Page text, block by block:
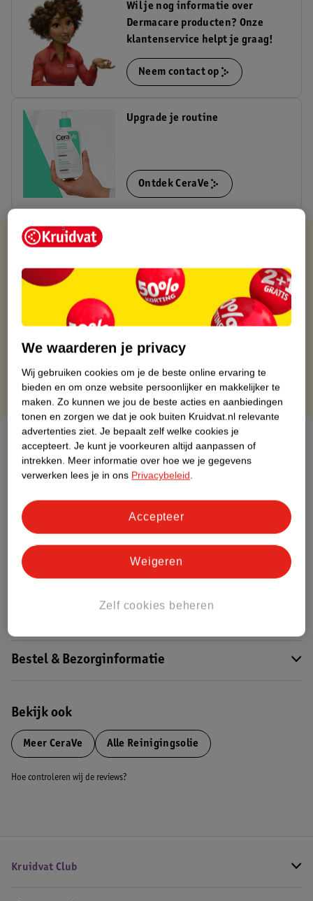
Wil je nog informatie over
Dermacare producten? Onze
klantenservice helpt je graag!
Neem contact op
Upgrade je routine
Ontdek CeraVe
Kruidvat is altijd voordelig
Gratis ophalen in de winkel
Op werkdagen voor 22:00 uur besteld, volgende dag in huis
Gratis thuisbezorgd vanaf 50.00
Gratis retourneren binnen 30 dagen
Gratis punten met je Kruidvat kaart
Over dit product
Productinformatie
Etiketinformatie
Nature Impact Score
Meer informatie
Bestel & Bezorginformatie
Bekijk ook
Meer CeraVe Alle Reinigingsolie
Hoe controleren wij de reviews?
Kruidvat Club
We waarderen je privacy
Wij gebruiken cookies om je de beste online ervaring te
bieden en om onze website persoonlijker en makkelijker te
maken. Zo kunnen we jou de beste acties en aanbiedingen
tonen en zorgen we dat je ook buiten Kruidvat.nl relevante
advertenties ziet. Je bepaalt zelf welke cookies je
accepteert. Je kunt je voorkeuren altijd aanpassen of
intrekken. Meer informatie over hoe we je gegevens
verwerken lees je in ons Privacybeleid.
Zelf cookies beheren
Weigeren
Accepteer